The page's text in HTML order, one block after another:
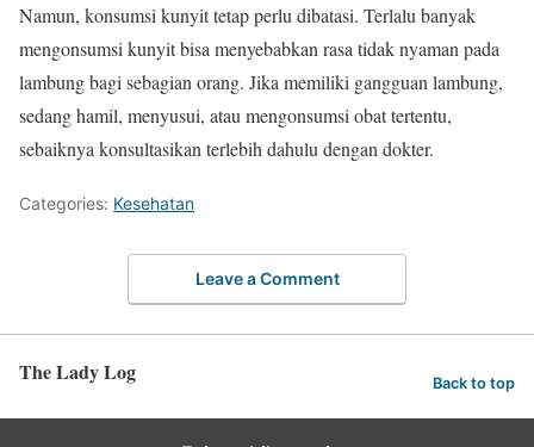
Namun, konsumsi kunyit tetap perlu dibatasi. Terlalu banyak
mengonsumsi kunyit bisa menyebabkan rasa tidak nyaman pada
lambung bagi sebagian orang. Jika memiliki gangguan lambung,
sedang hamil, menyusui, atau mengonsumsi obat tertentu,
sebaiknya konsultasikan terlebih dahulu dengan dokter.
Categories: Kesehatan
Leave a Comment
The Lady Log Back to top